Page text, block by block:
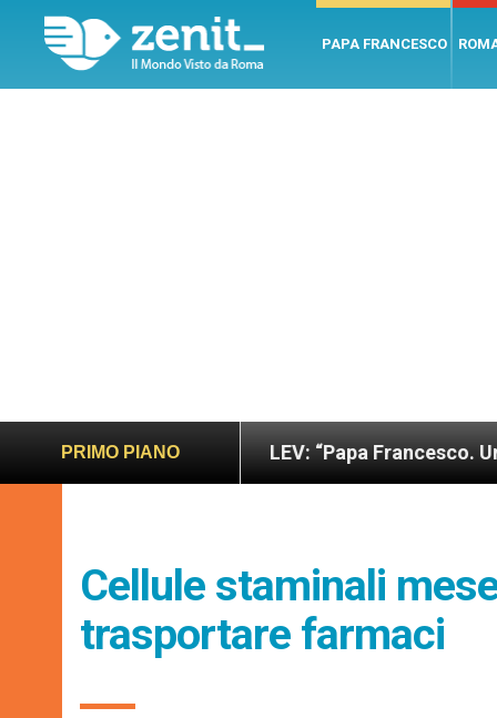
PAPA FRANCESCO
PRIMO PIANO
e giusto LEV: “Papa Francesco. Un uomo di
Cellule staminali
trasportare farmaci